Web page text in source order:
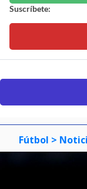
Suscríbete:
Fútbol >